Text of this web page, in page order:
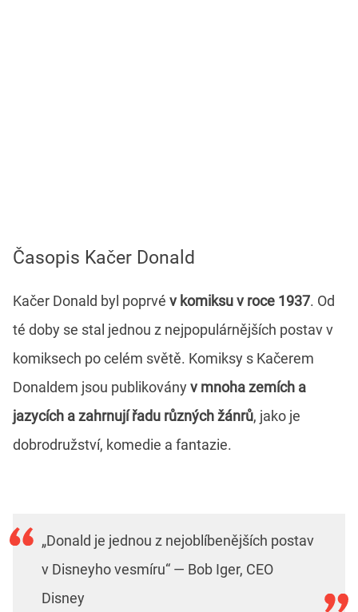
Časopis Kačer Donald
Kačer Donald byl poprvé v komiksu v roce 1937. Od
té doby se stal jednou z nejpopulárnějších postav v
komiksech po celém světě. Komiksy s Kačerem
Donaldem jsou publikoványv mnoha zemích a
jazycích a zahrnují řadu různých žánrů, jako je
dobrodružství, komedie a fantazie.
„Donald je jednou z nejoblíbenějších postav
v Disneyho vesmíru“ — Bob Iger, CEO
Disney